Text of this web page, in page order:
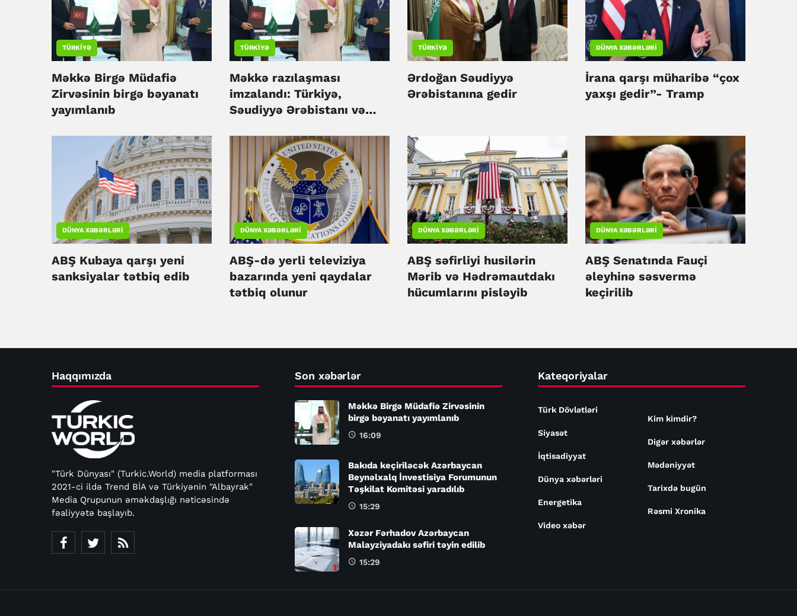
TÜRKIYƏ
Məkkə Birgə Müdafiə
Zirvəsinin birgə bəyanatı
yayımlanıb
TÜRKIYƏ
Məkkə razılaşması
imzalandı: Türkiyə,
Səudiyyə Ərəbistanı və
öhdəliyi götürdü
TÜRKIYƏ
Ərdoğan Səudiyyə
Ərəbistanına gedir
DÜNYA XƏBƏRLƏRI
İrana qarşı müharibə “çox
yaxşı gedir”- Tramp
DÜNYA XƏBƏRLƏRI
ABŞ Kubaya qarşı yeni
sanksiyalar tətbiq edib
DÜNYA XƏBƏRLƏRI
ABŞ-də yerli televiziya
bazarında yeni qaydalar
tətbiq olunur
DÜNYA XƏBƏRLƏRI
ABŞ səfirliyi husilərin
Mərib və Hədrəmautdakı
hücumlarını pisləyib
DÜNYA XƏBƏRLƏRI
ABŞ Senatında Fauçi
əleyhinə səsvermə
keçirilib
Haqqımızda
"Türk Dünyası" (Turkic.World) media platforması
2021-ci ildə Trend BİA və Türkiyənin "Albayrak"
Media Qrupunun əməkdaşlığı nəticəsində
fəaliyyətə başlayıb.
Son xəbərlər
Məkkə Birgə Müdafiə Zirvəsinin
birgə bəyanatı yayımlanıb
16:09
Bakıda keçiriləcək Azərbaycan
Beynəlxalq İnvestisiya Forumunun
Təşkilat Komitəsi yaradılıb
15:29
Xəzər Fərhadov Azərbaycan
Malayziyadakı səfiri təyin edilib
15:29
Kateqoriyalar
Türk Dövlətləri
Siyasət
İqtisadiyyat
Dünya xəbərləri
Energetika
Video xəbər
Kim kimdir?
Digər xəbərlər
Mədəniyyət
Tarixdə bugün
Rəsmi Xronika